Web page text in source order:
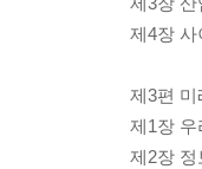
제4장 사
제3편 미
제1장 우
제2장 정